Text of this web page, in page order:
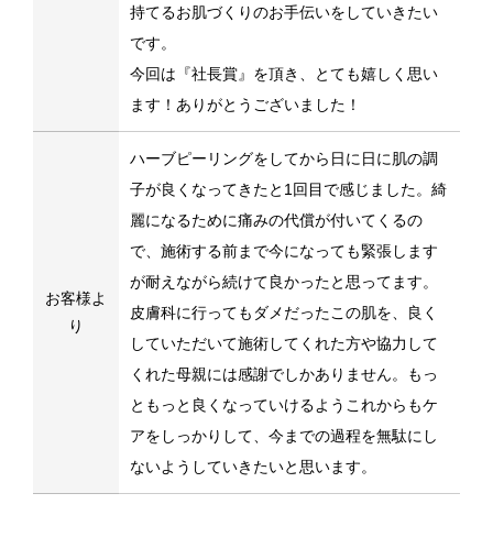
持てるお肌づくりのお手伝いをしていきたい
です。
今回は『社長賞』を頂き、とても嬉しく思い
ます！ありがとうございました！
お客様よ
り
ハーブピーリングをしてから日に日に肌の調
子が良くなってきたと1回目で感じました。綺
麗になるために痛みの代償が付いてくるの
で、施術する前まで今になっても緊張します
が耐えながら続けて良かったと思ってます。
皮膚科に行ってもダメだったこの肌を、良く
していただいて施術してくれた方や協力して
くれた母親には感謝でしかありません。もっ
ともっと良くなっていけるようこれからもケ
アをしっかりして、今までの過程を無駄にし
ないようしていきたいと思います。